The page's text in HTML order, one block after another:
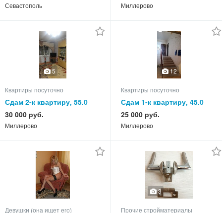
Севастополь Миллерово
5
Квартиры посуточно
Сдам 2-к квартиру, 55.0
кв.м, этаж 4 из 5
30 000 руб.
Миллерово
12
Квартиры посуточно
Сдам 1-к квартиру, 45.0
кв.м, этаж 1 из 3
25 000 руб.
Миллерово
Девушки (она ищет его)
3
Прочие стройматериалы